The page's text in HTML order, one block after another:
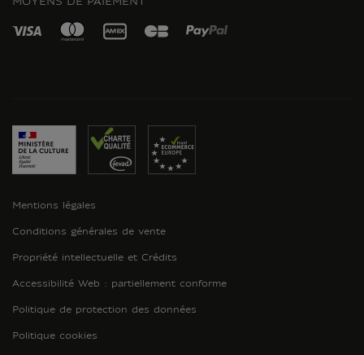
MOYENS DE PAIEMENT
Mentions légales
Conditions générales de vente
Propriété intellectuelle et Crédits
Accessibilité Web : partiellement conforme
Politique de protection des données
Politique cookies